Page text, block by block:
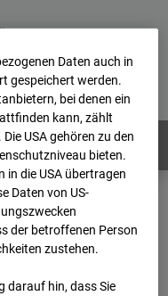
Login
1-3
Archiv
Daten auch in
gespeichert werden.
bei denen ein
kann, zählt
USA gehören zu den
bieten.
in die USA übertragen
Daten von US-
der betroffenen Person
zustehen.
darauf hin, dass Sie